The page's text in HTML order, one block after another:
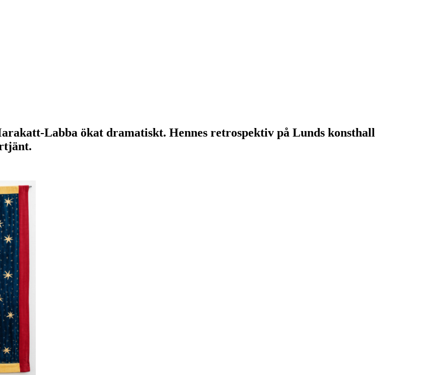
Labba ökat dramatiskt. Hennes retrospektiv på Lunds konsthall